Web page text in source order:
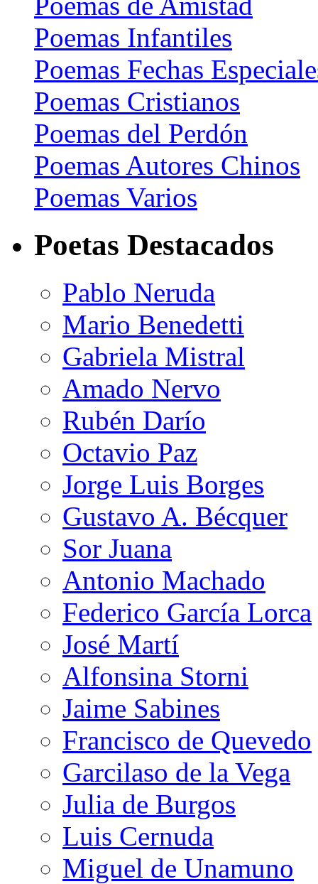
Poemas Infantiles
Poemas Fechas
Poemas Cristianos
Poemas del Perdón
Poemas Autores Chinos
Poemas Varios
Poetas Destacados
Pablo Neruda
Mario Benedetti
Gabriela Mistral
Amado Nervo
Rubén Darío
Octavio Paz
Jorge Luis Borges
Gustavo A. Bécquer
Sor Juana
Antonio Machado
Federico García Lorca
José Martí
Alfonsina Storni
Jaime Sabines
Francisco de Quevedo
Garcilaso de la Vega
Julia de Burgos
Luis Cernuda
Miguel de Unamuno